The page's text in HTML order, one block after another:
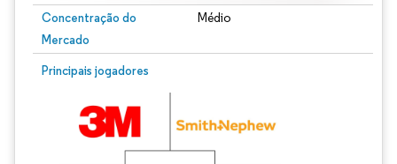
Concentração do
Mercado
Médio
Principais jogadores
Imagem © Mordor Intelligence. O reuso requer atribuição conforme CC BY 4.0.